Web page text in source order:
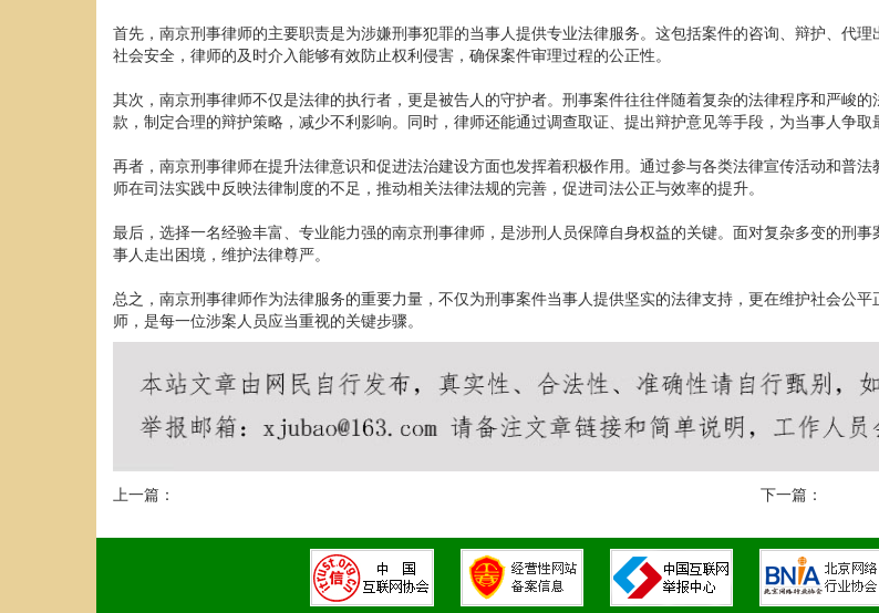
首先，南京刑事律师的主要职责是为涉嫌刑事犯罪的当事人提供专业法律服务。这包括案件的咨询、辩护、代
社会安全，律师的及时介入能够有效防止权利侵害，确保案件审理过程的公正性。
其次，南京刑事律师不仅是法律的执行者，更是被告人的守护者。刑事案件往往伴随着复杂的法律程序和严峻
款，制定合理的辩护策略，减少不利影响。同时，律师还能通过调查取证、提出辩护意见等手段，为当事人争取
再者，南京刑事律师在提升法律意识和促进法治建设方面也发挥着积极作用。通过参与各类法律宣传活动和普
师在司法实践中反映法律制度的不足，推动相关法律法规的完善，促进司法公正与效率的提升。
最后，选择一名经验丰富、专业能力强的南京刑事律师，是涉刑人员保障自身权益的关键。面对复杂多变的刑
事人走出困境，维护法律尊严。
总之，南京刑事律师作为法律服务的重要力量，不仅为刑事案件当事人提供坚实的法律支持，更在维护社会公
师，是每一位涉案人员应当重视的关键步骤。
上一篇： 下一篇：